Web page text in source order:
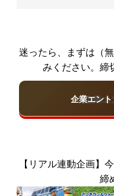
迷ったら、まずは（
みください。締
企業エ
【リアル連動企画】
締